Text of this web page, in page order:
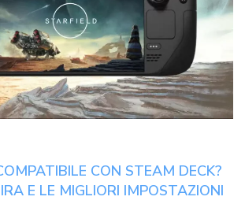
CON STEAM DECK?
E LE MIGLIORI IMPOSTAZIONI